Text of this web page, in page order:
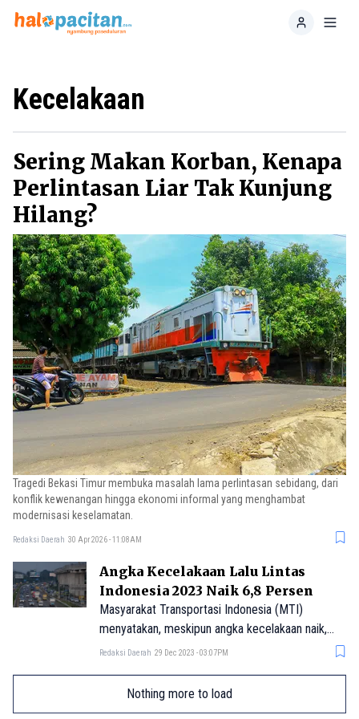
Home
Kecelakaan
Sering Makan Korban, Kenapa
Perlintasan Liar Tak Kunjung
Hilang?
Tragedi Bekasi Timur membuka masalah lama perlintasan sebidang, dari
konflik kewenangan hingga ekonomi informal yang menghambat
modernisasi keselamatan.
Redaksi Daerah 30 Apr 2026 - 11:08AM
Angka Kecelakaan Lalu Lintas
Indonesia 2023 Naik 6,8 Persen
Masyarakat Transportasi Indonesia (MTI)
menyatakan, meskipun angka kecelakaan naik,
namun fatalitasnya turun hampir 6,5%.
Redaksi Daerah 29 Dec 2023 - 03:07PM
Nothing more to load